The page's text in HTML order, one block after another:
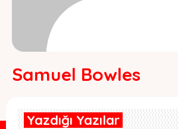
Samuel Bowles
Yazdığı Yazılar